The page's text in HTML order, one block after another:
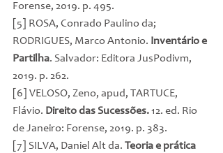
Forense, 2019. p. 495.
[5] ROSA, Conrado Paulino da;
RODRIGUES, Marco Antonio. Inventário e
Partilha. Salvador: Editora JusPodivm,
2019. p. 262.
[6] VELOSO, Zeno, apud, TARTUCE,
Flávio. Direito das Sucessões. 12. ed. Rio
de Janeiro: Forense, 2019. p. 383.
[7] SILVA, Daniel Alt da. Teoria e prática